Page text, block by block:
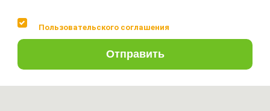
Пользовательского соглашения
Отправить